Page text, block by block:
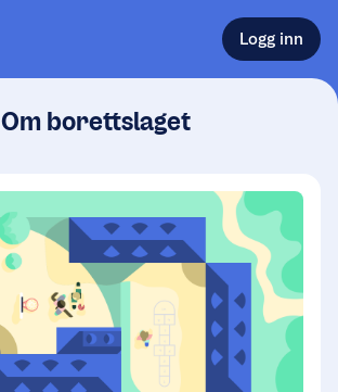
Logg inn
Om borettslaget